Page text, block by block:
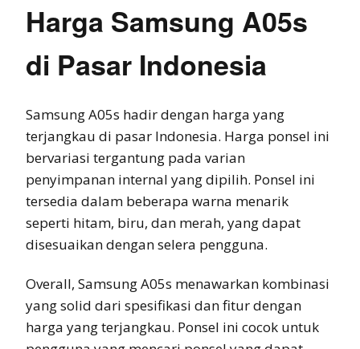
Harga Samsung A05s
di Pasar Indonesia
Samsung A05s hadir dengan harga yang
terjangkau di pasar Indonesia. Harga ponsel ini
bervariasi tergantung pada varian
penyimpanan internal yang dipilih. Ponsel ini
tersedia dalam beberapa warna menarik
seperti hitam, biru, dan merah, yang dapat
disesuaikan dengan selera pengguna.
Overall, Samsung A05s menawarkan kombinasi
yang solid dari spesifikasi dan fitur dengan
harga yang terjangkau. Ponsel ini cocok untuk